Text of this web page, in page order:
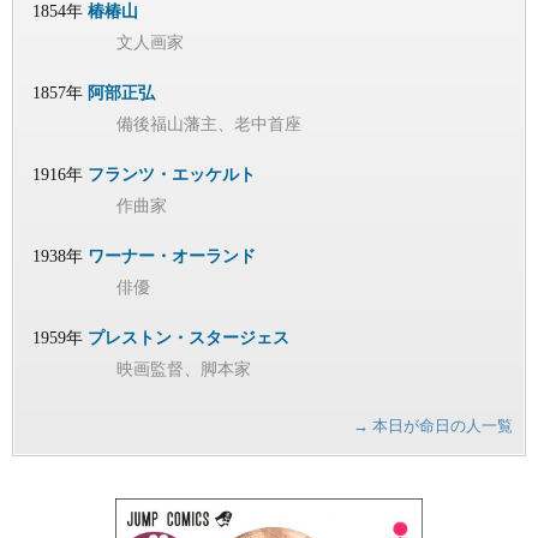
1854年 椿椿山
文人画家
1857年 阿部正弘
備後福山藩主、老中首座
1916年 フランツ・エッケルト
作曲家
1938年 ワーナー・オーランド
俳優
1959年 プレストン・スタージェス
映画監督、脚本家
→ 本日が命日の人一覧